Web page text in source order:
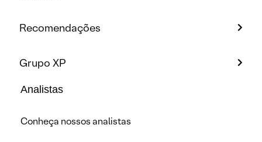
Recomendações
Grupo XP
Analistas
Conheça nossos analistas